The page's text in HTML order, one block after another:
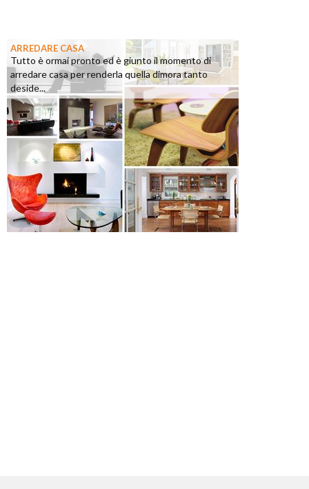
ARREDARE CASA
Tutto è ormai pronto ed è giunto il momento di
arredare casa per renderla quella dimora tanto
deside...